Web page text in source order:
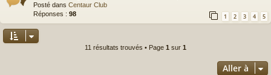
Posté dans Centaur Club
Réponses : 98 1 2 3 4 5
11 résultats trouvés • Page 1 sur 1
Aller à